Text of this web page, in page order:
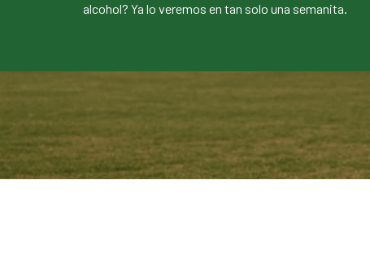
alcohol? Ya lo veremos en tan solo una semanita.